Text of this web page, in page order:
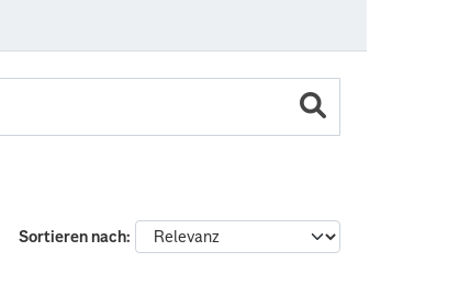
Sortieren nach